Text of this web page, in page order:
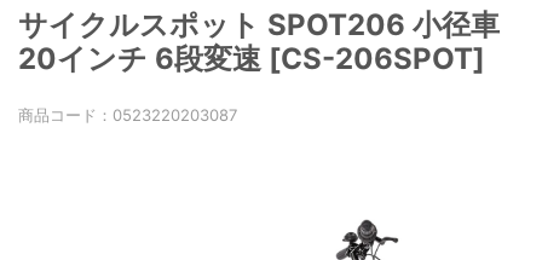
サイクルスポット SPOT206 小径車
20インチ 6段変速 [CS-206SPOT]
商品コード： 0523220203087